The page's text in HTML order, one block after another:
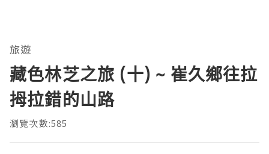
旅遊
藏色林芝之旅 (十) ~ 崔久鄉往拉
拇拉錯的山路
瀏覽次數:585